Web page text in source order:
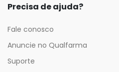
Precisa de ajuda?
Fale conosco
Anuncie no Qualfarma
Suporte